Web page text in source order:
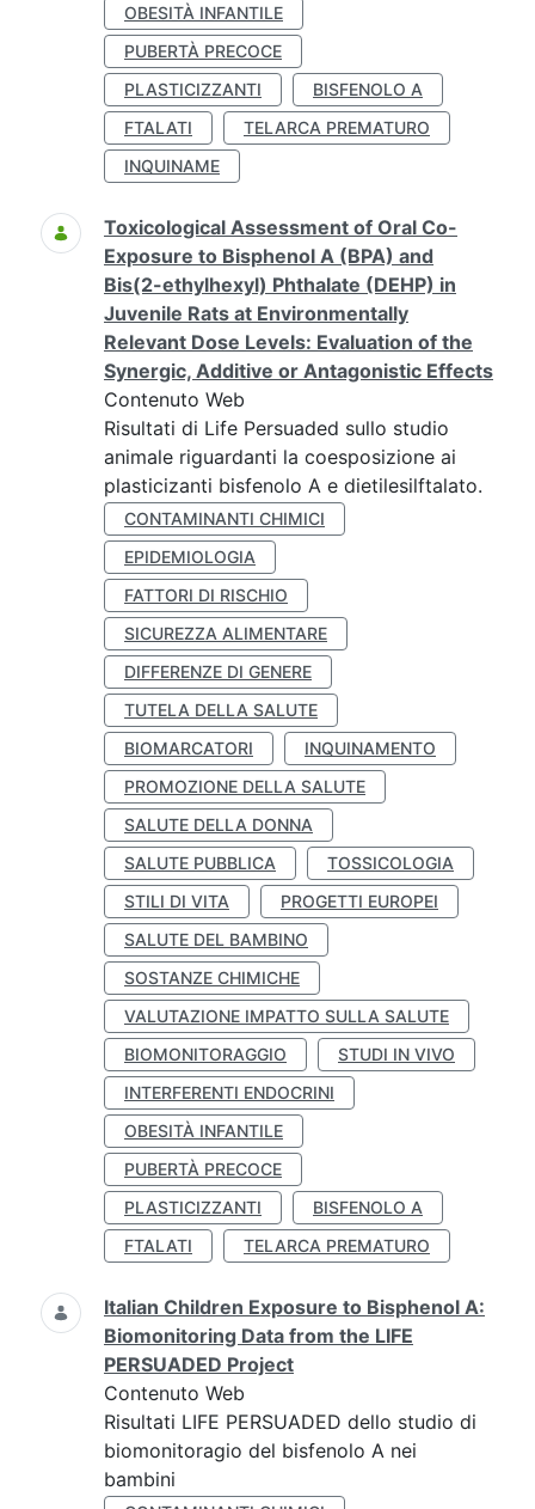
OBESITÀ INFANTILE
PUBERTÀ PRECOCE
PLASTICIZZANTI
BISFENOLO A
FTALATI
TELARCA PREMATURO
INQUINAME
Toxicological Assessment of Oral Co-
Exposure to Bisphenol A (BPA) and
Bis(2-ethylhexyl) Phthalate (DEHP) in
Juvenile Rats at Environmentally
Relevant Dose Levels: Evaluation of the
Synergic, Additive or Antagonistic Effects
Contenuto Web
Risultati di Life Persuaded sullo studio
animale riguardanti la coesposizione ai
plasticizanti bisfenolo A e dietilesilftalato.
CONTAMINANTI CHIMICI
EPIDEMIOLOGIA
FATTORI DI RISCHIO
SICUREZZA ALIMENTARE
DIFFERENZE DI GENERE
TUTELA DELLA SALUTE
BIOMARCATORI
INQUINAMENTO
PROMOZIONE DELLA SALUTE
SALUTE DELLA DONNA
SALUTE PUBBLICA
TOSSICOLOGIA
STILI DI VITA
PROGETTI EUROPEI
SALUTE DEL BAMBINO
SOSTANZE CHIMICHE
VALUTAZIONE IMPATTO SULLA SALUTE
BIOMONITORAGGIO
STUDI IN VIVO
INTERFERENTI ENDOCRINI
OBESITÀ INFANTILE
PUBERTÀ PRECOCE
PLASTICIZZANTI
BISFENOLO A
FTALATI
TELARCA PREMATURO
Italian Children Exposure to Bisphenol A:
Biomonitoring Data from the LIFE
PERSUADED Project
Contenuto Web
Risultati LIFE PERSUADED dello studio di
biomonitoragio del bisfenolo A nei
bambini